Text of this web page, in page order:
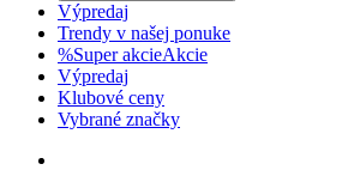
Výpredaj
Trendy v našej ponuke
%Super akcieAkcie
Výpredaj
Klubové ceny
Vybrané značky